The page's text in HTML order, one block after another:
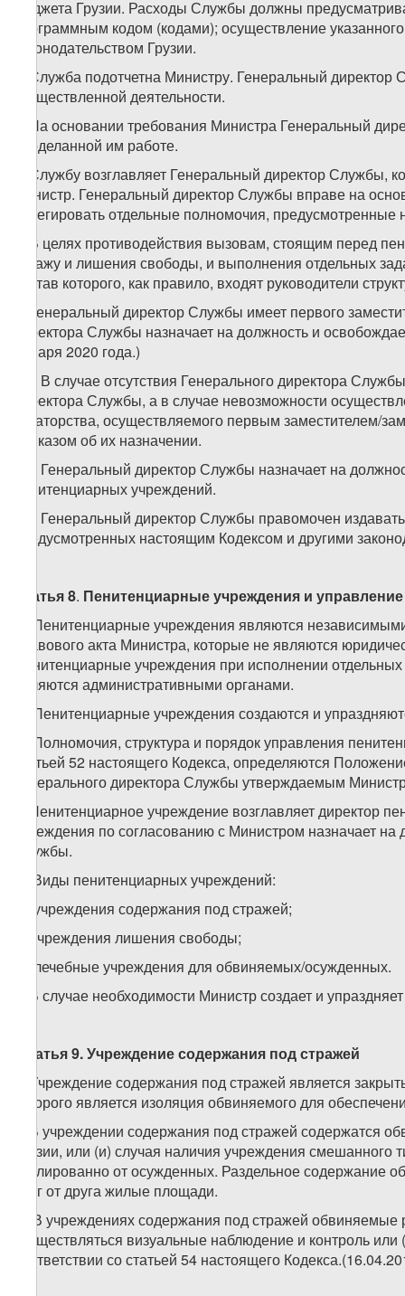
бюджета Грузии. Расходы Службы должны
программным кодом (кодами); осуществление
законодательством Грузии.
5. Служба подотчетна Министру. Генеральный
осуществленной деятельности.
6. На основании требования Министра Генеральный
проделанной им работе.
7. Службу возглавляет Генеральный директор Службы,
Министр. Генеральный директор Службы вправе на
делегировать отдельные полномочия,
8. В целях противодействия вызовам, стоящим перед
стражу и лишения свободы, и выполнения отдельных
состав которого, как правило, входят руководители
9. Генеральный директор Службы имеет первого
директора Службы назначает на должность и
января 2020 года.)
10. В случае отсутствия Генерального директора
директора Службы, а в случае невозможности
кураторства, осуществляемого первым заместителем/
приказом об их назначении.
11. Генеральный директор Службы назначает на
пенитенциарных учреждений.
12. Генеральный директор Службы правомочен
предусмотренных настоящим Кодексом и другими
Статья 8. Пенитенциарные учреждения и
1. Пенитенциарные учреждения являются
правового акта Министра, которые не являются
Пенитенциарные учреждения при исполнении
являются административными органами.
2. Пенитенциарные учреждения создаются и
3. Полномочия, структура и порядок управления
статьей 52 настоящего Кодекса, определяются
Генерального директора Службы утверждаемым
4. Пенитенциарное учреждение возглавляет директор
учреждения по согласованию с Министром назначает
Службы.
5. Виды пенитенциарных учреждений:
а) учреждения содержания под стражей;
б) учреждения лишения свободы;
в) лечебные учреждения для обвиняемых/осужденных.
6. В случае необходимости Министр создает и
Статья 9. Учреждение содержания под стражей
1. Учреждение содержания под стражей является
которого является изоляция обвиняемого для
2. В учреждении содержания под стражей содержатся
Грузии, или (и) случая наличия учреждения
изолированно от осужденных. Раздельное
друг от друга жилые площади.
3. В учреждениях содержания под стражей
осуществляться визуальные наблюдение и контроль
соответствии со статьей 54 настоящего